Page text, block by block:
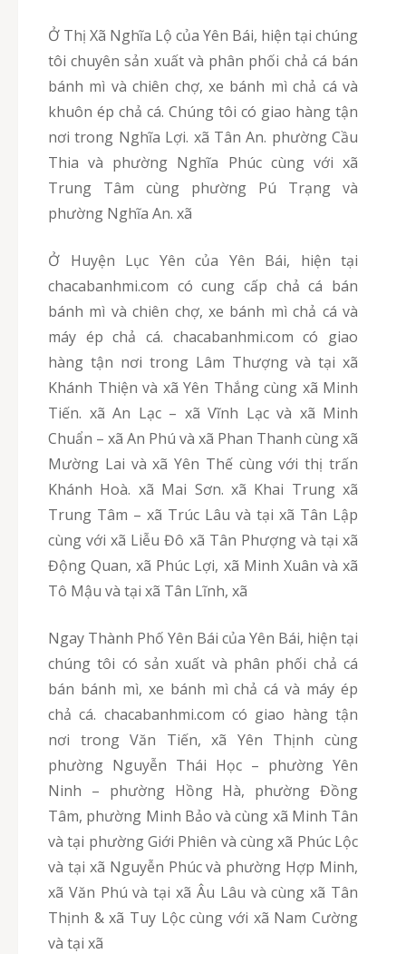
Ở Thị Xã Nghĩa Lộ của Yên Bái, hiện tại chúng
tôi chuyên sản xuất và phân phối chả cá bán
bánh mì và chiên chợ, xe bánh mì chả cá và
khuôn ép chả cá. Chúng tôi có giao hàng tận
nơi trong Nghĩa Lợi. xã Tân An. phường Cầu
Thia và phường Nghĩa Phúc cùng với xã
Trung Tâm cùng phường Pú Trạng và
phường Nghĩa An. xã
Ở Huyện Lục Yên của Yên Bái, hiện tại
chacabanhmi.com có cung cấp chả cá bán
bánh mì và chiên chợ, xe bánh mì chả cá và
máy ép chả cá. chacabanhmi.com có giao
hàng tận nơi trong Lâm Thượng và tại xã
Khánh Thiện và xã Yên Thắng cùng xã Minh
Tiến. xã An Lạc – xã Vĩnh Lạc và xã Minh
Chuẩn – xã An Phú và xã Phan Thanh cùng xã
Mường Lai và xã Yên Thế cùng với thị trấn
Khánh Hoà. xã Mai Sơn. xã Khai Trung xã
Trung Tâm – xã Trúc Lâu và tại xã Tân Lập
cùng với xã Liễu Đô xã Tân Phượng và tại xã
Động Quan, xã Phúc Lợi, xã Minh Xuân và xã
Tô Mậu và tại xã Tân Lĩnh, xã
Ngay Thành Phố Yên Bái của Yên Bái, hiện tại
chúng tôi có sản xuất và phân phối chả cá
bán bánh mì, xe bánh mì chả cá và máy ép
chả cá. chacabanhmi.com có giao hàng tận
nơi trong Văn Tiến, xã Yên Thịnh cùng
phường Nguyễn Thái Học – phường Yên
Ninh – phường Hồng Hà, phường Đồng
Tâm, phường Minh Bảo và cùng xã Minh Tân
và tại phường Giới Phiên và cùng xã Phúc Lộc
và tại xã Nguyễn Phúc và phường Hợp Minh,
xã Văn Phú và tại xã Âu Lâu và cùng xã Tân
Thịnh & xã Tuy Lộc cùng với xã Nam Cường
và tại xã